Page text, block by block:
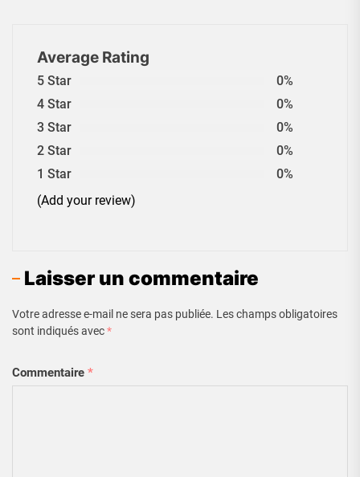
Average Rating
5 Star
0%
4 Star
0%
3 Star
0%
2 Star
0%
1 Star
0%
(Add your review)
Laisser un commentaire
Votre adresse e-mail ne sera pas publiée. Les champs obligatoires
sont indiqués avec*
Commentaire *